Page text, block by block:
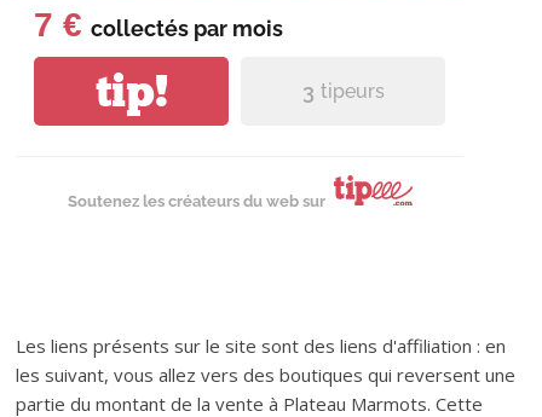
7 € collectés par mois
tip! 3 tipeurs
Soutenez les créateurs du web sur
Les liens présents sur le site sont des liens d'affiliation : en
les suivant, vous allez vers des boutiques qui reversent une
partie du montant de la vente à Plateau Marmots. Cette